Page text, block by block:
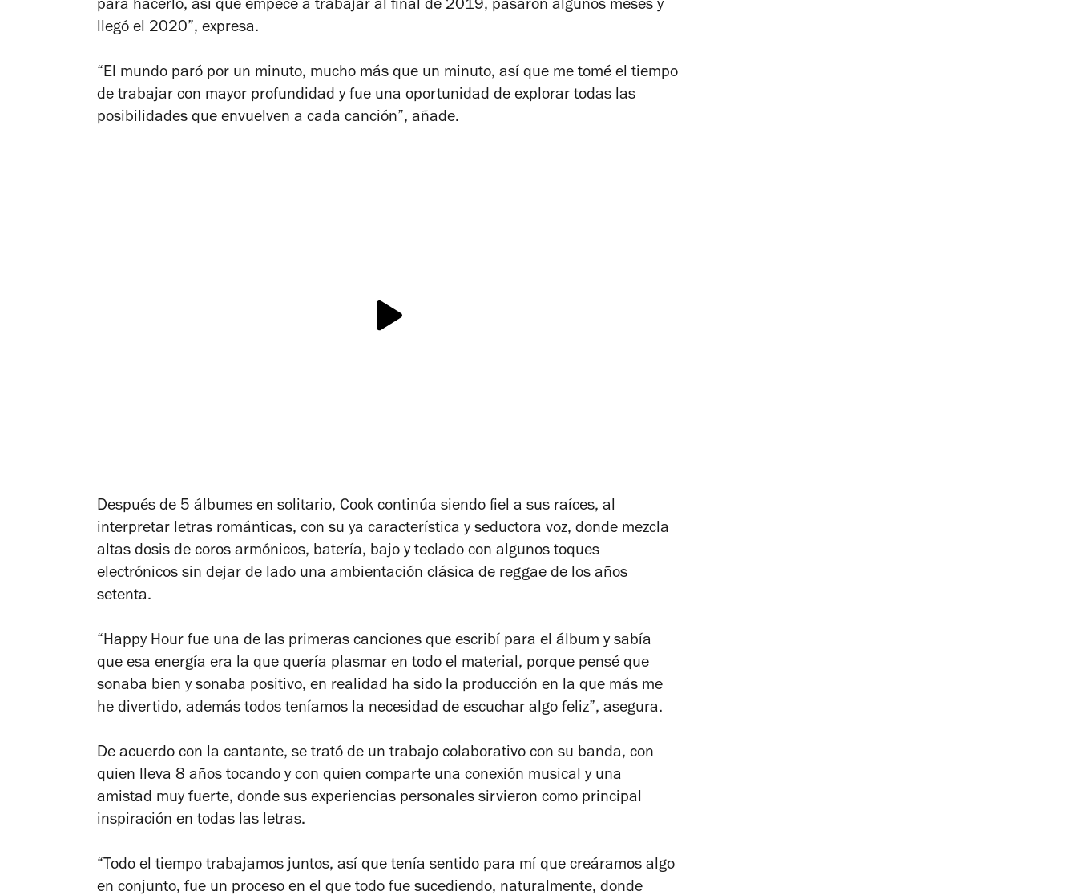
para hacerlo, así que empecé a trabajar al final de 2019, pasaron algunos meses y
llegó el 2020”, expresa.
“El mundo paró por un minuto, mucho más que un minuto, así que me tomé el tiempo
de trabajar con mayor profundidad y fue una oportunidad de explorar todas las
posibilidades que envuelven a cada canción”, añade.
Después de 5 álbumes en solitario, Cook continúa siendo fiel a sus raíces, al
interpretar letras románticas, con su ya característica y seductora voz, donde mezcla
altas dosis de coros armónicos, batería, bajo y teclado con algunos toques
electrónicos sin dejar de lado una ambientación clásica de reggae de los años
setenta.
“Happy Hour fue una de las primeras canciones que escribí para el álbum y sabía
que esa energía era la que quería plasmar en todo el material, porque pensé que
sonaba bien y sonaba positivo, en realidad ha sido la producción en la que más me
he divertido, además todos teníamos la necesidad de escuchar algo feliz”, asegura.
De acuerdo con la cantante, se trató de un trabajo colaborativo con su banda, con
quien lleva 8 años tocando y con quien comparte una conexión musical y una
amistad muy fuerte, donde sus experiencias personales sirvieron como principal
inspiración en todas las letras.
“Todo el tiempo trabajamos juntos, así que tenía sentido para mí que creáramos algo
en conjunto, fue un proceso en el que todo fue sucediendo, naturalmente, donde